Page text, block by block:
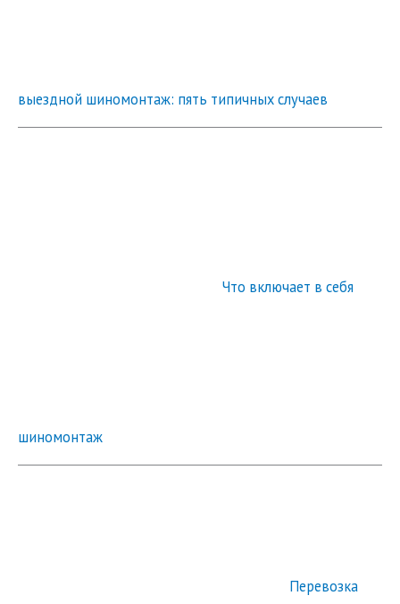
выездной шиномонтаж: пять типичных случаев
Что включает в себя
шиномонтаж
Перевозка